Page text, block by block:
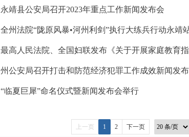
永靖县公安局召开2023年重点工作新闻发布会
全州法院“陇原风暴•河州利剑”执行大练兵行动永靖
最高人民法院、全国妇联发布《关于开展家庭教育指
州公安局召开打击和防范经济犯罪工作成效新闻发
“临夏巨犀”命名仪式暨新闻发布会举行
上一页 1 2 下一页